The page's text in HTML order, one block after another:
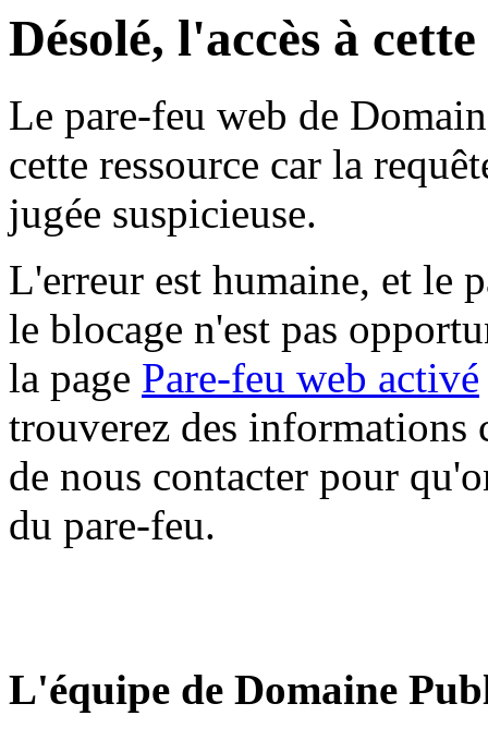
Désolé, l'accès à
Le pare-feu web de
cette ressource car la
jugée suspicieuse.
L'erreur est humaine, et le
le blocage n'est pas
la page Pare-feu web activé
trouverez des informations
de nous contacter pour
du pare-feu.
L'équipe de Domaine